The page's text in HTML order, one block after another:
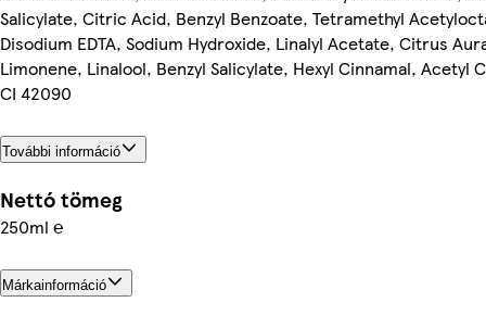
Salicylate, Citric Acid, Benzyl Benzoate, Tetramethyl
Disodium EDTA, Sodium Hydroxide, Linalyl Acetate, Citrus
Limonene, Linalool, Benzyl Salicylate, Hexyl Cinnamal, Acetyl
CI 42090
További információ
Nettó tömeg
250ml ℮
Márkainformáció